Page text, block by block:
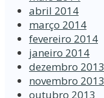
abril 2014
março 2014
fevereiro 2014
janeiro 2014
dezembro 2013
novembro 2013
outubro 2013